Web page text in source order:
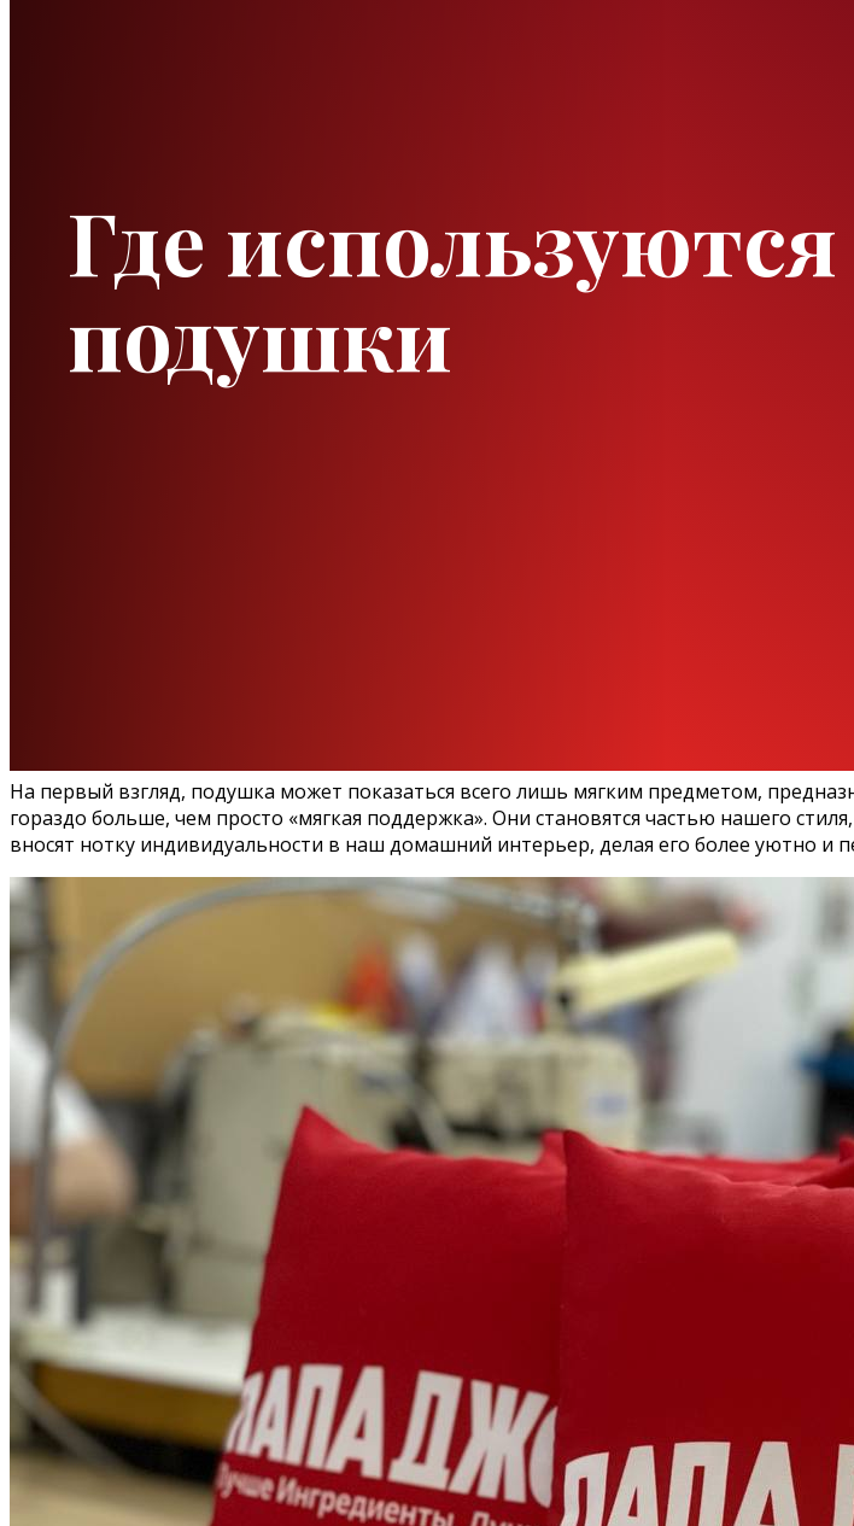
Где
подушки
На первый взгляд, подушка может показаться всего лишь мягким предметом,
гораздо больше, чем просто «мягкая поддержка». Они становятся частью нашего
вносят нотку индивидуальности в наш домашний интерьер, делая его более уютно и